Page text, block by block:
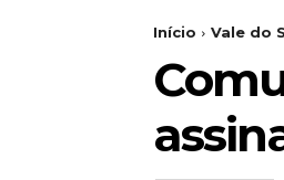
Início Vale do